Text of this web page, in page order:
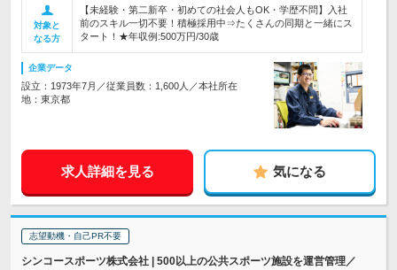
対象と
なる方
【未経験・第二新卒・初めての社会人もOK・学歴不問】入社
前のスキル一切不要！積極採用中⇒たくさんの同期と一緒にス
タート！★年収例:500万円/30歳
企業データ
設立：1973年7月／従業員数：1,600人／本社所在
地：東京都
求人詳細を見る 気になる
志望動機・自己PR不要
シンコースポーツ株式会社 | 500以上の公共スポーツ施設を運営管理／